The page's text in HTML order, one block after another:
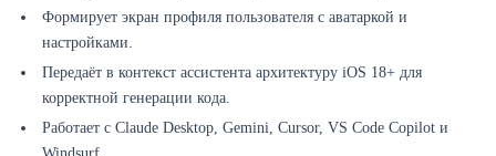
Формирует экран профиля пользователя с аватаркой и
настройками.
Передаёт в контекст ассистента архитектуру iOS 18+ для
корректной генерации кода.
Работает с Claude Desktop, Gemini, Cursor, VS Code Copilot и